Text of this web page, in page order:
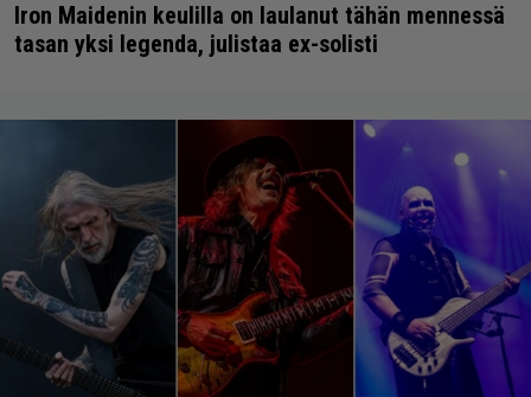
Iron Maidenin keulilla on laulanut tähän mennessä
tasan yksi legenda, julistaa ex-solisti